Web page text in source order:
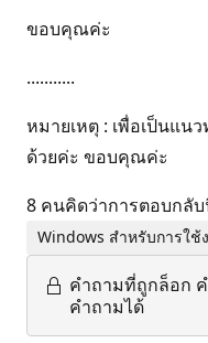
ขอบคุณค่ะ
...........
หมายเหตุ : เพื่อเป็นแ
ด้วยค่ะ ขอบคุณค่ะ
8 คนคิดว่าการตอบกลั
Windows สำหรับการใ
คำถามที่ถูกล็อก
คำถามได้